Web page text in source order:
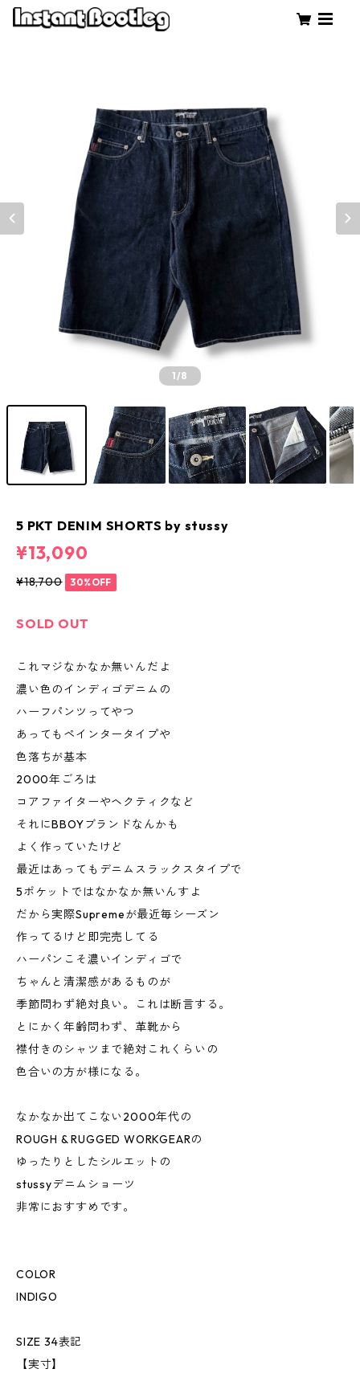
1/8
5 PKT DENIM SHORTS by stussy
¥13,090
¥18,700 30%OFF
SOLD OUT
これマジなかなか無いんだよ
濃い色のインディゴデニムの
ハーフパンツってやつ
あってもペインタータイプや
色落ちが基本
2000年ごろは
コアファイターやヘクティクなど
それにBBOYブランドなんかも
よく作っていたけど
最近はあってもデニムスラックスタイプで
5ポケットではなかなか無いんすよ
だから実際Supremeが最近毎シーズン
作ってるけど即完売してる
ハーパンこそ濃いインディゴで
ちゃんと清潔感があるものが
季節問わず絶対良い。これは断言する。
とにかく年齢問わず、革靴から
襟付きのシャツまで絶対これくらいの
色合いの方が様になる。
なかなか出てこない2000年代の
ROUGH & RUGGED WORKGEARの
ゆったりとしたシルエットの
stussyデニムショーツ
非常におすすめです。
COLOR
INDIGO
SIZE 34表記
【実寸】